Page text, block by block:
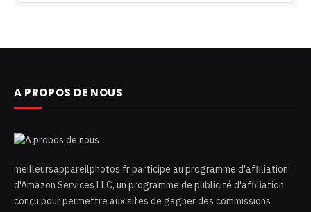
A PROPOS DE NOUS
meilleursappareilphotos.fr participe au programme d'affiliation
d'Amazon Services LLC, un programme de publicité d'affiliation
conçu pour permettre aux sites de gagner des commissions